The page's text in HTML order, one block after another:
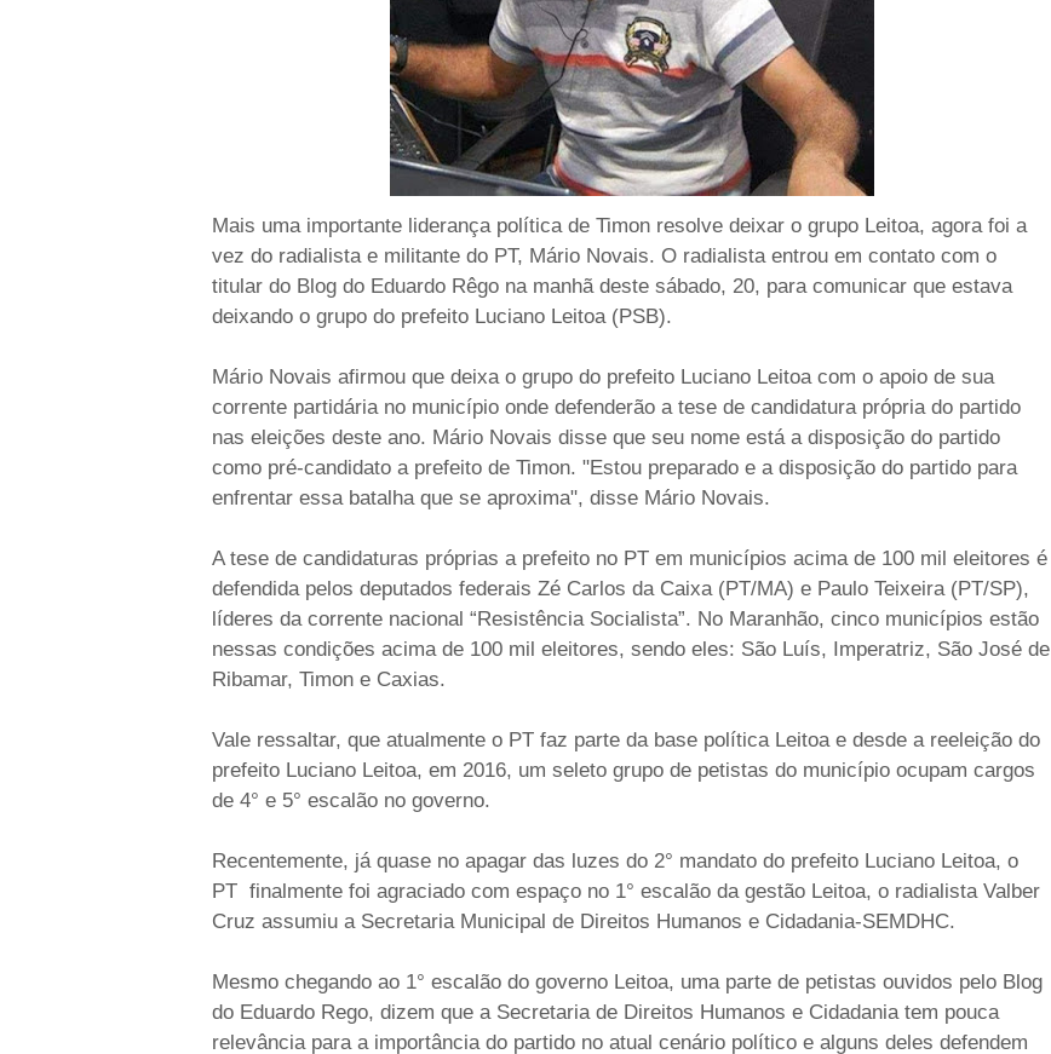
Mais uma importante liderança política de Timon resolve deixar o grupo Leitoa, agora foi a
vez do radialista e militante do PT, Mário Novais. O radialista entrou em contato com o
titular do Blog do Eduardo Rêgo na manhã deste sábado, 20, para comunicar que estava
deixando o grupo do prefeito Luciano Leitoa (PSB).
Mário Novais afirmou que deixa o grupo do prefeito Luciano Leitoa com o apoio de sua
corrente partidária no município onde defenderão a tese de candidatura própria do partido
nas eleições deste ano. Mário Novais disse que seu nome está a disposição do partido
como pré-candidato a prefeito de Timon. "Estou preparado e a disposição do partido para
enfrentar essa batalha que se aproxima", disse Mário Novais.
A tese de candidaturas próprias a prefeito no PT em municípios acima de 100 mil eleitores é
defendida pelos deputados federais Zé Carlos da Caixa (PT/MA) e Paulo Teixeira (PT/SP),
líderes da corrente nacional “Resistência Socialista”. No Maranhão, cinco municípios estão
nessas condições acima de 100 mil eleitores, sendo eles: São Luís, Imperatriz, São José de
Ribamar, Timon e Caxias.
Vale ressaltar, que atualmente o PT faz parte da base política Leitoa e desde a reeleição do
prefeito Luciano Leitoa, em 2016, um seleto grupo de petistas do município ocupam cargos
de 4° e 5° escalão no governo.
Recentemente, já quase no apagar das luzes do 2° mandato do prefeito Luciano Leitoa, o
PT finalmente foi agraciado com espaço no 1° escalão da gestão Leitoa, o radialista Valber
Cruz assumiu a Secretaria Municipal de Direitos Humanos e Cidadania-SEMDHC.
Mesmo chegando ao 1° escalão do governo Leitoa, uma parte de petistas ouvidos pelo Blog
do Eduardo Rego, dizem que a Secretaria de Direitos Humanos e Cidadania tem pouca
relevância para a importância do partido no atual cenário político e alguns deles defendem